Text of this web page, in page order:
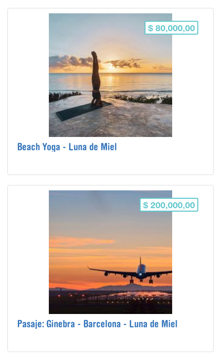
$ 80,000,00
Beach Yoga - Luna de Miel
$ 200,000,00
Pasaje: Ginebra - Barcelona - Luna de Miel